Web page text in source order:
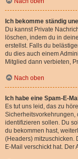
Ich bekomme ständig
Du kannst Private
löschen, indem du in
erstellst. Falls du
du dies auch einem
Mitglied dann verbieten,
Nach oben
Ich habe eine Spam-E-
Es tut uns leid, das zu
Sicherheitsvorkehrungen,
identifizieren sollen. Du
du bekommen hast,
(Headers) mitzuschicken.
E-Mail verschickt hat.